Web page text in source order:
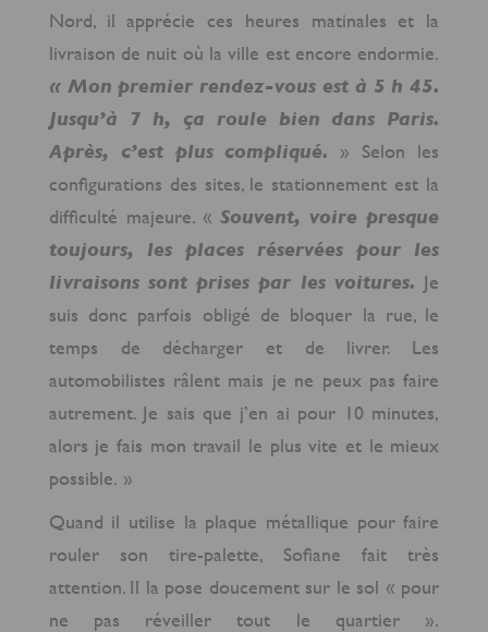
Nord, il apprécie ces heures matinales et la
livraison de nuit où la ville est encore endormie.
« Mon premier rendez-vous est à 5 h 45.
Jusqu’à 7 h, ça roule bien dans Paris.
Après, c’est plus compliqué. » Selon les
configurations des sites, le stationnement est la
difficulté majeure. «Souvent, voire presque
toujours, les places réservées pour les
livraisons sont prises par les voitures. Je
suis donc parfois obligé de bloquer la rue, le
temps de décharger et de livrer. Les
automobilistes râlent mais je ne peux pas faire
autrement. Je sais que j’en ai pour 10 minutes,
alors je fais mon travail le plus vite et le mieux
possible. »
Quand il utilise la plaque métallique pour faire
rouler son tire-palette, Sofiane fait très
attention. Il la pose doucement sur le sol « pour
ne pas réveiller tout le quartier ».